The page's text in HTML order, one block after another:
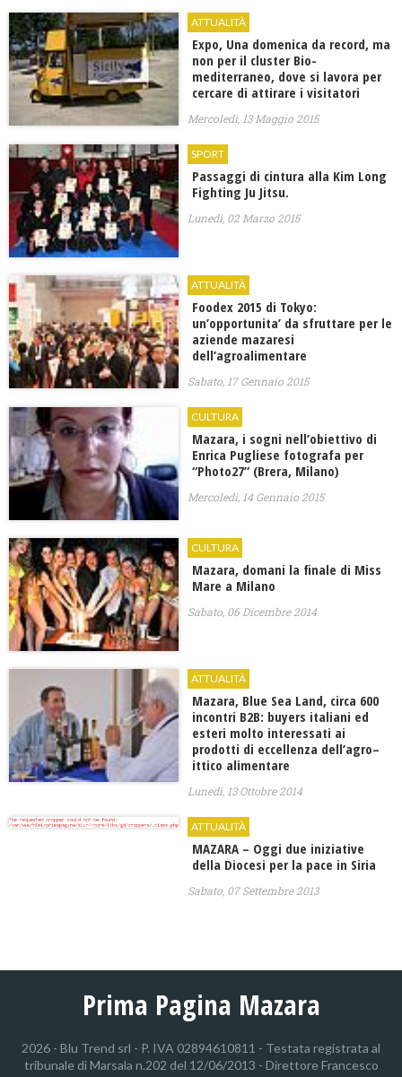
ATTUALITÀ
Expo, Una domenica da record, ma
non per il cluster Bio-
mediterraneo, dove si lavora per
cercare di attirare i visitatori
Mercoledì, 13 Maggio 2015
SPORT
Passaggi di cintura alla Kim Long
Fighting Ju Jitsu.
Lunedì, 02 Marzo 2015
ATTUALITÀ
Foodex 2015 di Tokyo:
un’opportunita’ da sfruttare per le
aziende mazaresi
dell’agroalimentare
Sabato, 17 Gennaio 2015
CULTURA
Mazara, i sogni nell’obiettivo di
Enrica Pugliese fotografa per
“Photo27” (Brera, Milano)
Mercoledì, 14 Gennaio 2015
CULTURA
Mazara, domani la finale di Miss
Mare a Milano
Sabato, 06 Dicembre 2014
ATTUALITÀ
Mazara, Blue Sea Land, circa 600
incontri B2B: buyers italiani ed
esteri molto interessati ai
prodotti di eccellenza dell’agro–
ittico alimentare
Lunedì, 13 Ottobre 2014
ATTUALITÀ
MAZARA – Oggi due iniziative
della Diocesi per la pace in Siria
Sabato, 07 Settembre 2013
Prima Pagina Mazara
2026 - Blu Trend srl - P. IVA 02894610811 - Testata registrata al
tribunale di Marsala n.202 del 12/06/2013 - Direttore Francesco